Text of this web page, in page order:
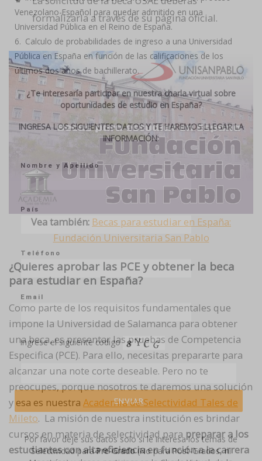
formalizarla a través de su página oficial.
Vea también: Becas para estudiar en España:
Fundación Universitaria San Pablo
¿Quieres aprobar las PCE y obtener la beca
para estudiar en España?
Como parte de los requisitos fundamentales que
impone la Universidad de Salamanca para obtener
una beca, es presentar las pruebas de Competencia
Especifica (PCE). Para ello, necesitas prepararte para
alcanzar una note corte deseable. Pero no te
preocupes, porque nosotros te daremos una solución
y esa es nuestra Academia de Selectividad Tales de
Mileto. La misión de nuestra institución es brindar
cursos en materia de selectividad para preparar a los
estudiantes con alta eficiencia en función a la carrera
Venezolano-Español para quedar admitido en una
Universidad Pública en el Reino de España.
Calculo de probabilidades de ingreso a una Universidad
Pública en España en función de las calificaciones de los
últimos dos años de bachillerato.
¿Te interesaría participar en nuestra charla virtual sobre
oportunidades de estudio en España?
INGRESA LOS SIGUIENTES DATOS Y TE HAREMOS LLEGAR LA
INFORMACIÓN:
Nombre y Apellido
País
Teléfono
Email
Ingrese el siguiente código
Por favor deje sus datos solo si le interesa los temas de
Selectividad paraPre-Grado(No para Post-Grados, ni